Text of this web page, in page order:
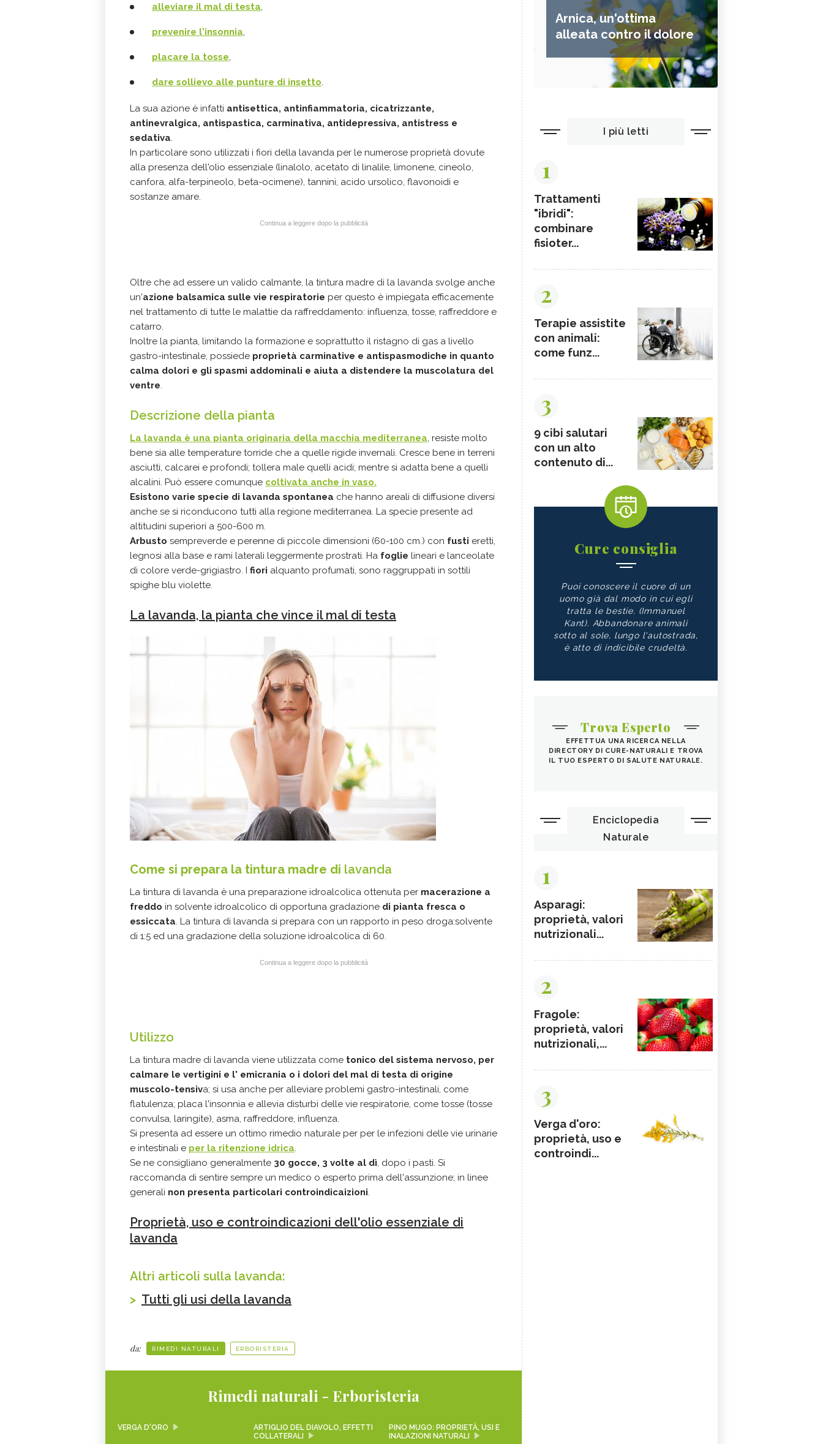
alleviare il mal di testa,
prevenire l'insonnia,
placare la tosse,
dare sollievo alle punture di insetto.
La sua azione è infatti antisettica, antinfiammatoria, cicatrizzante,
antinevralgica, antispastica, carminativa, antidepressiva, antistress e
sedativa.
In particolare sono utilizzati i fiori della lavanda per le numerose proprietà dovute
alla presenza dell'olio essenziale (linalolo, acetato di linalile, limonene, cineolo,
canfora, alfa-terpineolo, beta-ocimene), tannini, acido ursolico, flavonoidi e
sostanze amare.
Continua a leggere dopo la pubblicità
Oltre che ad essere un valido calmante, la tintura madre di la lavanda svolge anche
un'azione balsamica sulle vie respiratorie per questo è impiegata efficacemente
nel trattamento di tutte le malattie da raffreddamento: influenza, tosse, raffreddore e
catarro.
Inoltre la pianta, limitando la formazione e soprattutto il ristagno di gas a livello
gastro-intestinale, possiede proprietà carminative e antispasmodiche in quanto
calma dolori e gli spasmi addominali e aiuta a distendere la muscolatura del
ventre.
Descrizione della pianta
La lavanda è una pianta originaria della macchia mediterranea, resiste molto
bene sia alle temperature torride che a quelle rigide invernali. Cresce bene in terreni
asciutti, calcarei e profondi; tollera male quelli acidi; mentre si adatta bene a quelli
alcalini. Può essere comunque coltivata anche in vaso.
Esistono varie specie di lavanda spontanea che hanno areali di diffusione diversi
anche se si riconducono tutti alla regione mediterranea. La specie presente ad
altitudini superiori a 500-600 m.
Arbusto sempreverde e perenne di piccole dimensioni (60-100 cm.) con fusti eretti,
legnosi alla base e rami laterali leggermente prostrati. Ha foglie lineari e lanceolate
di colore verde-grigiastro. I fiori alquanto profumati, sono raggruppati in sottili
spighe blu violette.
La lavanda, la pianta che vince il mal di testa
Come si prepara la tintura madre di lavanda
La tintura di lavanda è una preparazione idroalcolica ottenuta per macerazione a
freddo in solvente idroalcolico di opportuna gradazione di pianta fresca o
essiccata. La tintura di lavanda si prepara con un rapporto in peso droga:solvente
di 1:5 ed una gradazione della soluzione idroalcolica di 60.
Continua a leggere dopo la pubblicità
Utilizzo
La tintura madre di lavanda viene utilizzata come tonico del sistema nervoso, per
calmare le vertigini e l' emicrania o i dolori del mal di testa di origine
muscolo-tensiva; si usa anche per alleviare problemi gastro-intestinali, come
flatulenza; placa l'insonnia e allevia disturbi delle vie respiratorie, come tosse (tosse
convulsa, laringite), asma, raffreddore, influenza.
Si presenta ad essere un ottimo rimedio naturale per per le infezioni delle vie urinarie
e intestinali e per la ritenzione idrica.
Se ne consigliano generalmente 30 gocce, 3 volte al dì, dopo i pasti. Si
raccomanda di sentire sempre un medico o esperto prima dell'assunzione; in linee
generali non presenta particolari controindicaizioni.
Proprietà, uso e controindicazioni dell'olio essenziale di
lavanda
Altri articoli sulla lavanda:
> Tutti gli usi della lavanda
da: RIMEDI NATURALI ERBORISTERIA
Rimedi naturali - Erboristeria
VERGA D'ORO
ARTIGLIO DEL DIAVOLO, EFFETTI
COLLATERALI
PINO MUGO: PROPRIETÀ, USI E
INALAZIONI NATURALI
Arnica, un'ottima
alleata contro il dolore
I più letti
1
Trattamenti
"ibridi":
combinare
fisioter...
2
Terapie assistite
con animali:
come funz...
3
9 cibi salutari
con un alto
contenuto di...
Cure consiglia
Puoi conoscere il cuore di un
uomo già dal modo in cui egli
tratta le bestie. (Immanuel
Kant). Abbandonare animali
sotto al sole, lungo l'autostrada,
è atto di indicibile crudeltà.
Trova Esperto
EFFETTUA UNA RICERCA NELLA
DIRECTORY DI CURE-NATURALI E TROVA
IL TUO ESPERTO DI SALUTE NATURALE.
Enciclopedia
Naturale
1
Asparagi:
proprietà, valori
nutrizionali...
2
Fragole:
proprietà, valori
nutrizionali,...
3
Verga d'oro:
proprietà, uso e
controindi...